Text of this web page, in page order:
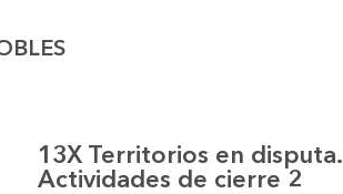
13X Territorios en disputa.
Actividades de cierre 2